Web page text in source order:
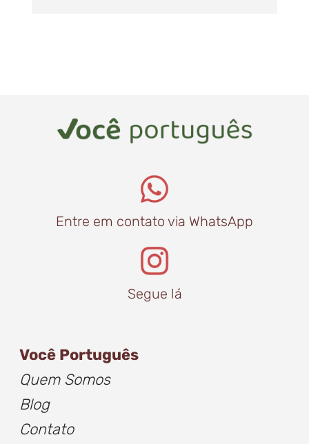
Entre em contato via WhatsApp
Segue lá
Você Português
Quem Somos
Blog
Contato